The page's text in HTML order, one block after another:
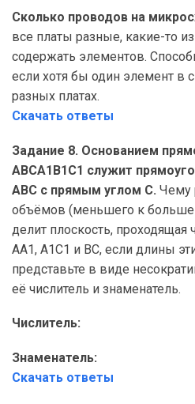
Сколько проводов на
все платы разные, какие-то
содержать элементов.
если хотя бы один элемент в
разных платах.
Скачать ответы
Задание 8. Основанием
ABCA1B1C1 служит
ABC с прямым углом C. Чему
объёмов (меньшего к
делит плоскость,
AA1, A1C1 и BC, если длины
представьте в виде
её числитель и знаменатель.
Числитель:
Знаменатель:
Скачать ответы